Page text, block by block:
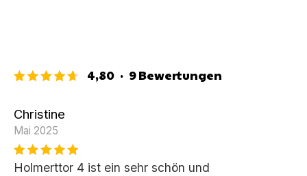
4,80 · 9Bewertungen
Christine
Mai 2025
Holmerttor 4 ist ein sehr schön und